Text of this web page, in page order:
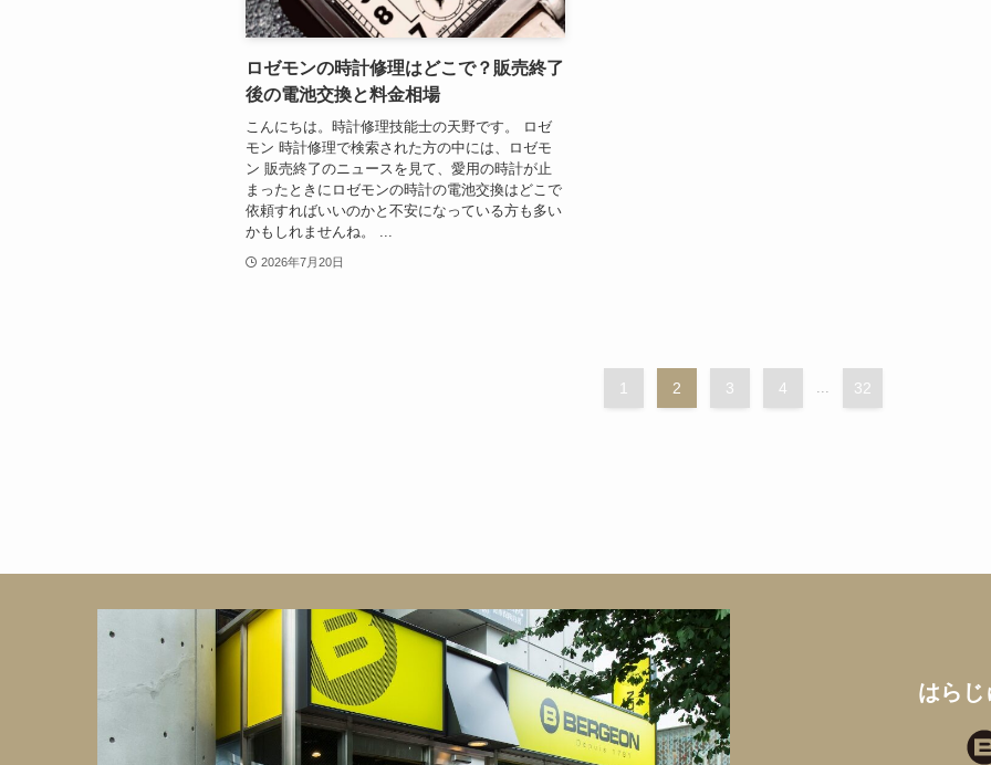
ロゼモンの時計修理はどこで？販売終了
後の電池交換と料金相場
こんにちは。時計修理技能士の天野です。 ロゼ
モン 時計修理で検索された方の中には、ロゼモ
ン 販売終了のニュースを見て、愛用の時計が止
まったときにロゼモンの時計の電池交換はどこで
依頼すればいいのかと不安になっている方も多い
かもしれませんね。 ...
2026年7月20日
1 2 3 4 32
はらじ